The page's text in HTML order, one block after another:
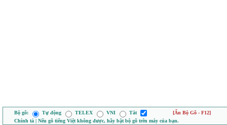
Bộ gõ: Tự động TELEX VNI Tắt
[Ẩn Bộ Gõ - F12]
Chính tả | Nếu gõ tiếng Việt không được, hãy bật bộ gõ trên máy của bạn.